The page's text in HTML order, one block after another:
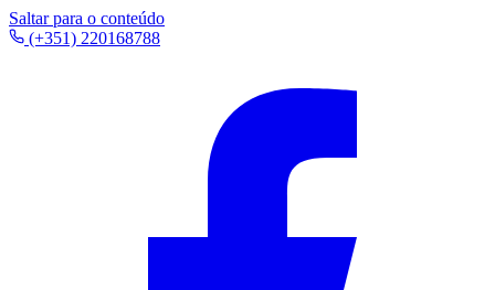
Saltar para o conteúdo
(+351) 220168788